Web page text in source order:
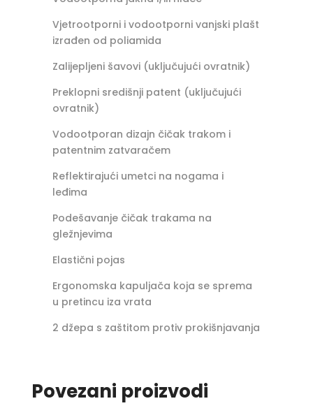
Vjetrootporni i vodootporni vanjski plašt
izrađen od poliamida
Zalijepljeni šavovi (uključujući ovratnik)
Preklopni središnji patent (uključujući
ovratnik)
Vodootporan dizajn čičak trakom i
patentnim zatvaračem
Reflektirajući umetci na nogama i
leđima
Podešavanje čičak trakama na
gležnjevima
Elastični pojas
Ergonomska kapuljača koja se sprema
u pretincu iza vrata
2 džepa s zaštitom protiv prokišnjavanja
Povezani proizvodi